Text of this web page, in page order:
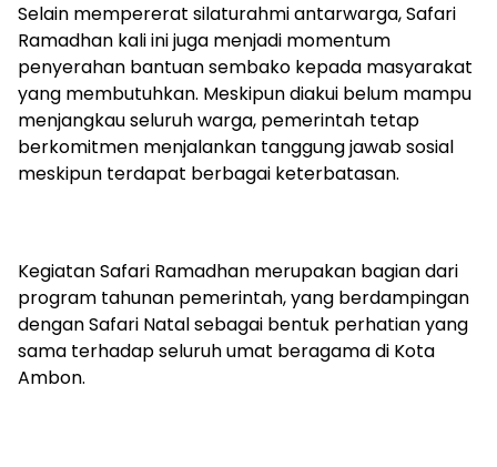
Selain mempererat silaturahmi antarwarga, Safari
Ramadhan kali ini juga menjadi momentum
penyerahan bantuan sembako kepada masyarakat
yang membutuhkan. Meskipun diakui belum mampu
menjangkau seluruh warga, pemerintah tetap
berkomitmen menjalankan tanggung jawab sosial
meskipun terdapat berbagai keterbatasan.
Kegiatan Safari Ramadhan merupakan bagian dari
program tahunan pemerintah, yang berdampingan
dengan Safari Natal sebagai bentuk perhatian yang
sama terhadap seluruh umat beragama di Kota
Ambon.